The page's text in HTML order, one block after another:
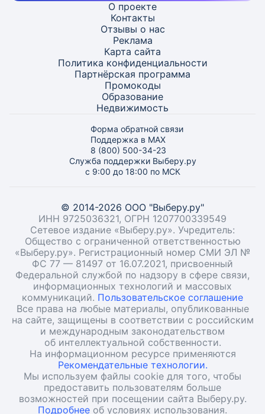
О проекте
Контакты
Отзывы о нас
Реклама
Карта сайта
Политика конфиденциальности
Партнёрская программа
Промокоды
Образование
Недвижимость
Форма обратной связи
Поддержка в MAX
8 (800) 500-34-23
Служба поддержки Выберу.ру
с 9:00 до 18:00 по МСК
© 2014-2026 ООО "Выберу.ру"
ИНН 9725036321, ОГРН 1207700339549
Сетевое издание «Выберу.ру». Учредитель:
Общество с ограниченной ответственностью
«Выберу.ру». Регистрационный номер СМИ ЭЛ №
ФС 77 — 81497 от 16.07.2021, присвоенный
Федеральной службой по надзору в сфере связи,
информационных технологий и массовых
коммуникаций. Пользовательское соглашение
Все права на любые материалы, опубликованные
на сайте, защищены в соответствии с российским
и международным законодательством
об интеллектуальной собственности.
На информационном ресурсе применяются
Рекомендательные технологии.
Мы используем файлы cookie для того, чтобы
предоставить пользователям больше
возможностей при посещении сайта Выберу.ру.
Подробнее об условиях использования.